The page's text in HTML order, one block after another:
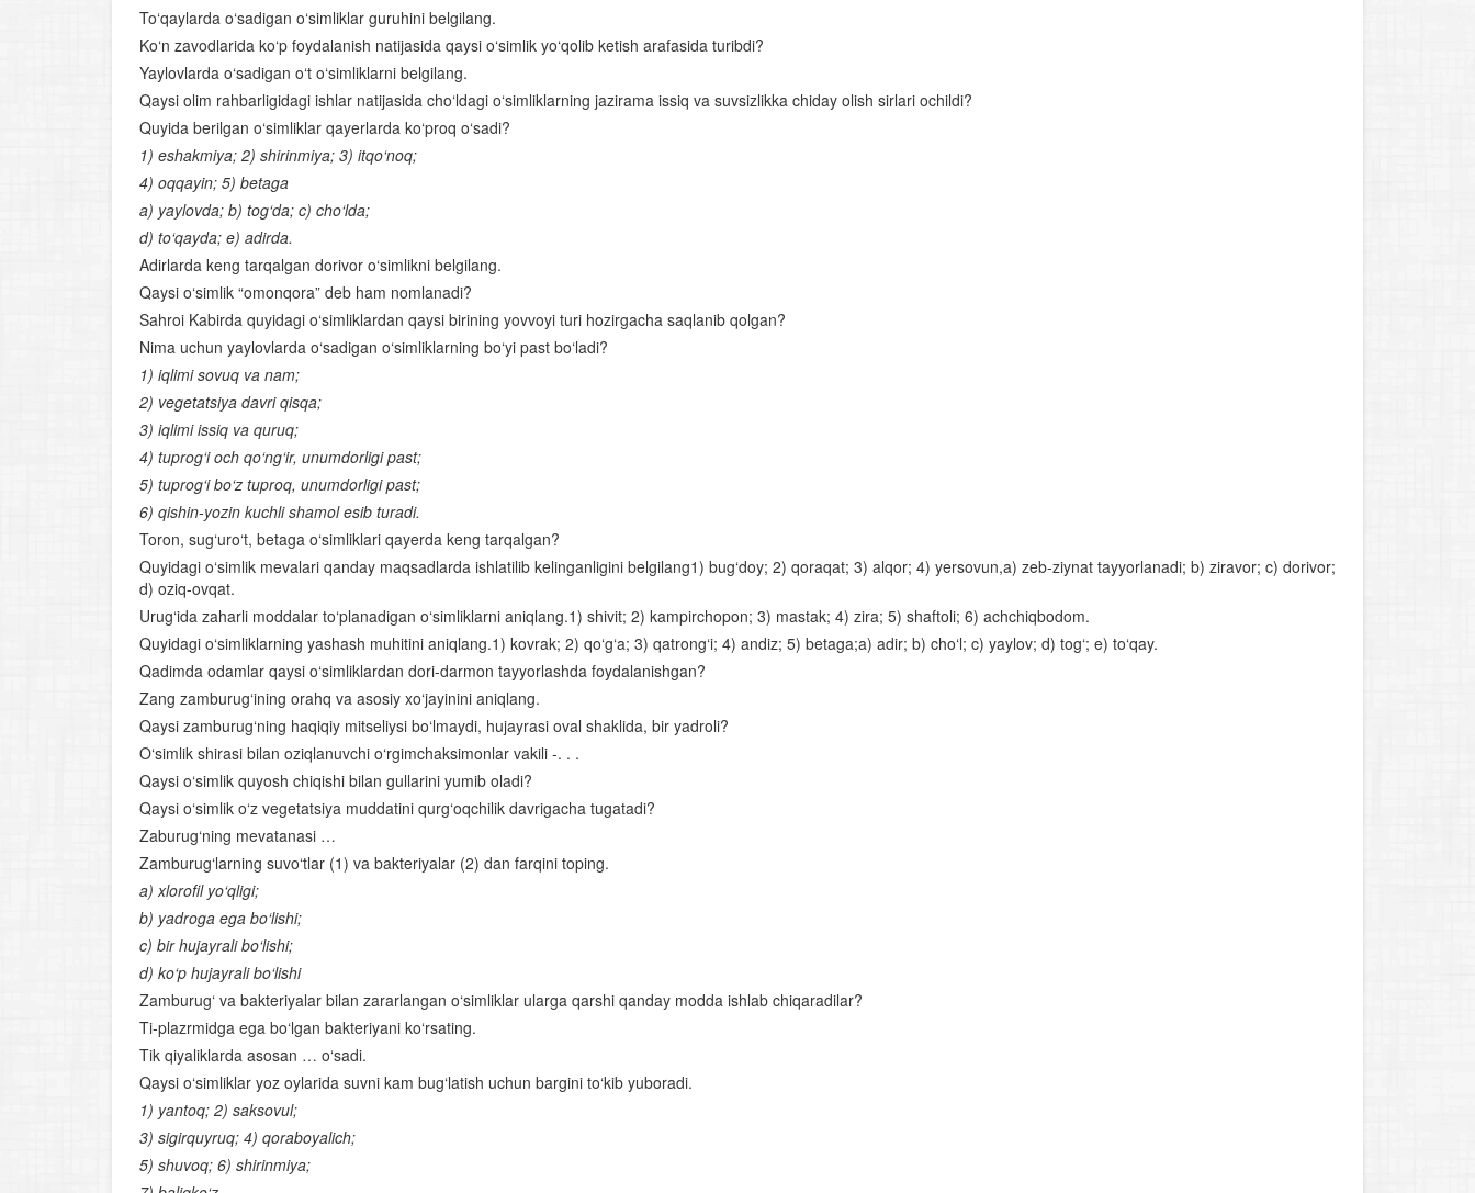
Xordalilar tipi
Umurtqasiz va umurtqalilar (xordalilar) ning qon aylanish sistemasi
Baliqlar sinfining klassifikatsiyasi va ahamiyati
Suvda va quruqlikda yashovchilar sinfi
Suvda hamda quruqlikda yashovchilarning xilma-xilligi
Qushlarning ko‘payishi va rivojlanishi
Qushlarning yashash tarzi va mavsumiy hodisalarga moslanishi
Qushlarning kelib chiqishi
Qushlar sistematikasi
Parrandachilik
Sutemizuvchilar sinfi
Sutemizuvchilarning tuzilishi
Sutemizuvchilarning klassifikatsiyasi
Sutemizuvchilar sinflariga mansub chorva mollari
Anatomiya
Qaddi- qomatning shakllanishi
To‘qaylarda o‘sadigan o‘simliklar guruhini belgilang.
Ko‘n zavodlarida ko‘p foydalanish natijasida qaysi o‘simlik yo‘qolib ketish arafasida turibdi?
Yaylovlarda o‘sadigan o‘t o‘simliklarni belgilang.
Qaysi olim rahbarligidagi ishlar natijasida cho‘ldagi o‘simliklarning jazirama issiq va suvsizlikka chiday olish sirlari ochildi?
Quyida berilgan o‘simliklar qayerlarda ko‘proq o‘sadi?
1) eshakmiya; 2) shirinmiya; 3) itqo‘noq;
4) oqqayin; 5) betaga
a) yaylovda; b) tog‘da; c) cho‘lda;
d) to‘qayda; e) adirda.
Adirlarda keng tarqalgan dorivor o‘simlikni belgilang.
Qaysi o‘simlik “omonqora” deb ham nomlanadi?
Sahroi Kabirda quyidagi o‘simliklardan qaysi birining yovvoyi turi hozirgacha saqlanib qolgan?
Nima uchun yaylovlarda o‘sadigan o‘simliklarning bo‘yi past bo‘ladi?
1) iqlimi sovuq va nam;
2) vegetatsiya davri qisqa;
3) iqlimi issiq va quruq;
4) tuprog‘i och qo‘ng‘ir, unumdorligi past;
5) tuprog‘i bo‘z tuproq, unumdorligi past;
6) qishin-yozin kuchli shamol esib turadi.
Toron, sug‘uro‘t, betaga o‘simliklari qayerda keng tarqalgan?
Quyidagi o‘simlik mevalari qanday maqsadlarda ishlatilib kelinganligini belgilang1) bug‘doy; 2) qoraqat; 3) alqor; 4) yersovun,a) zeb-ziynat tayyorlanadi; b) ziravor; c) dorivor;
d) oziq-ovqat.
Urug‘ida zaharli moddalar to‘planadigan o‘simliklarni aniqlang.1) shivit; 2) kampirchopon; 3) mastak; 4) zira; 5) shaftoli; 6) achchiqbodom.
Quyidagi o‘simliklarning yashash muhitini aniqlang.1) kovrak; 2) qo‘g‘a; 3) qatrong‘i; 4) andiz; 5) betaga;a) adir; b) cho‘l; c) yaylov; d) tog‘; e) to‘qay.
Qadimda odamlar qaysi o‘simliklardan dori-darmon tayyorlashda foydalanishgan?
Zang zamburug‘ining orahq va asosiy xo‘jayinini aniqlang.
Qaysi zamburug‘ning haqiqiy mitseliysi bo‘lmaydi, hujayrasi oval shaklida, bir yadroli?
O‘simlik shirasi bilan oziqlanuvchi o‘rgimchaksimonlar vakili -. . .
Qaysi o‘simlik quyosh chiqishi bilan gullarini yumib oladi?
Qaysi o‘simlik o‘z vegetatsiya muddatini qurg‘oqchilik davrigacha tugatadi?
Zaburug‘ning mevatanasi …
Zamburug‘larning suvo‘tlar (1) va bakteriyalar (2) dan farqini toping.
a) xlorofil yo‘qligi;
b) yadroga ega bo‘lishi;
c) bir hujayrali bo‘lishi;
d) ko‘p hujayrali bo‘lishi
Zamburug‘ va bakteriyalar bilan zararlangan o‘simliklar ularga qarshi qanday modda ishlab chiqaradilar?
Ti-plazrmidga ega bo‘lgan bakteriyani ko‘rsating.
Tik qiyaliklarda asosan … o‘sadi.
Qaysi o‘simliklar yoz oylarida suvni kam bug‘latish uchun bargini to‘kib yuboradi.
1) yantoq; 2) saksovul;
3) sigirquyruq; 4) qoraboyalich;
5) shuvoq; 6) shirinmiya;